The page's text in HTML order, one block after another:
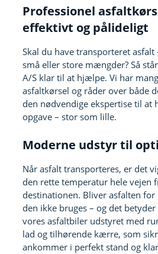
Professionel
effektivt og pålideligt
Skal du have transporteret
små eller store mængder? Så
A/S klar til at hjælpe. Vi har
asfaltkørsel og råder over både
den nødvendige ekspertise til at
opgave – stor som lille.
Moderne udstyr til
Når asfalt transporteres, er det
den rette temperatur hele vejen
destinationen. Bliver asfalten
den ikke bruges – og det
vores asfaltbiler udstyret med
lad og tilhørende kærre, som
ankommer i perfekt stand og